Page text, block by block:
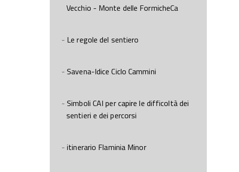
Vecchio - Monte delle FormicheCa
Le regole del sentiero
Savena-Idice Ciclo Cammini
Simboli CAI per capire le difficoltà dei
sentieri e dei percorsi
itinerario Flaminia Minor